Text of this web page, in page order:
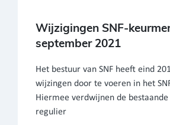
Wijzigingen SNF-
september 2021
Het bestuur van SNF heeft eind
wijzingen door te voeren in het
Hiermee verdwijnen de bestaande
regulier